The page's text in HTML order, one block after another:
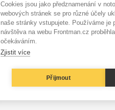
Cookies jsou jako předznamenání v
webových stránek se pro různé účely
naše stránky vstupujete. Používáme je
návštěva na webu Frontman.cz
očekáváním.
Zjistit více
Přijmout